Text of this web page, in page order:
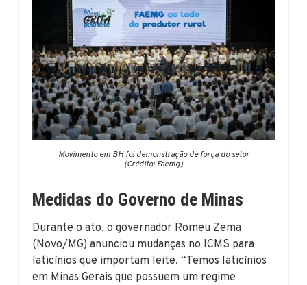
Movimento em BH foi demonstração de força do setor
(Crédito: Faemg)
Medidas do Governo de Minas
Durante o ato, o governador Romeu Zema
(Novo/MG) anunciou mudanças no ICMS para
laticínios que importam leite. “Temos laticínios
em Minas Gerais que possuem um regime